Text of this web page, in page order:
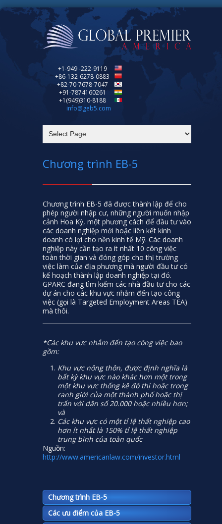
+1-949 -222-9119
+86-132-6278-0883
+82-70-7678-7047
+91-7874160261
+1(949)310-8188
info@geb5.com
Chương trình EB-5
Chương trình EB-5 đã được thành lập để cho
phép người nhập cư, những người muốn nhập
cảnh Hoa Kỳ, một phương cách để đầu tư vào
các doanh nghiệp mới hoặc liên kết kinh
doanh có lợi cho nền kinh tế Mỹ. Các doanh
nghiệp này cần tạo ra ít nhất 10 công việc
toàn thời gian và đóng góp cho thị trường
việc làm của địa phương mà người đầu tư có
kế hoạch thành lập doanh nghiệp tại đó.
GPARC đang tìm kiếm các nhà đầu tư cho các
dự án cho các khu vực nhắm đến tạo công
việc (gọi là Targeted Employment Areas TEA)
mà thôi.
*Các khu vực nhắm đến tạo công việc bao
gồm:
Khu vực nông thôn, được định nghĩa là
bất kỳ khu vực nào khác hơn một trong
một khu vực thống kê đô thị hoặc trong
ranh giới của một thành phố hoặc thị
trấn với dân số 20.000 hoặc nhiều hơn;
và
Các khu vực có một tỉ lệ thất nghiệp cao
hơn ít nhất là 150% tỉ lệ thất nghiệp
trung bình của toàn quốc
Nguồn:
http://www.americanlaw.com/investor.html
Chương trình EB-5
Các ưu điểm của EB-5